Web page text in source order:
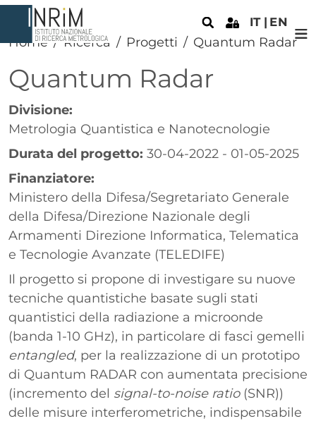
Salta al contenuto principale
IT EN
Home Ricerca Progetti Quantum Radar
Quantum Radar
Divisione:
Metrologia Quantistica e Nanotecnologie
Durata del progetto: 30-04-2022 - 01-05-2025
Finanziatore:
Ministero della Difesa/Segretariato Generale
della Difesa/Direzione Nazionale degli
Armamenti Direzione Informatica, Telematica
e Tecnologie Avanzate (TELEDIFE)
Paragrafo
Il progetto si propone di investigare su nuove
tecniche quantistiche basate sugli stati
quantistici della radiazione a microonde
(banda 1-10 GHz), in particolare di fasci gemelli
entangled, per la realizzazione di un prototipo
di Quantum RADAR con aumentata precisione
(incremento del signal-to-noise ratio(SNR))
delle misure interferometriche, indispensabile